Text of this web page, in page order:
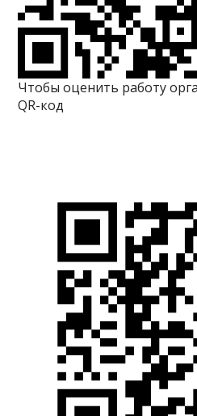
Чтобы оценить работу
QR-код